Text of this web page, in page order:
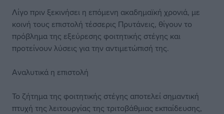
Λίγο πριν ξεκινήσει η επόμενη ακαδημαϊκή χρονιά, με
κοινή τους επιστολή τέσσερις Πρυτάνεις, θίγουν το
πρόβλημα της εξεύρεσης φοιτητικής στέγης και
προτείνουν λύσεις για την αντιμετώπισή της.
Αναλυτικά η επιστολή
To ζήτημα της φοιτητικής στέγης αποτελεί σημαντική
πτυχή της λειτουργίας της τριτοβάθμιας εκπαίδευσης,